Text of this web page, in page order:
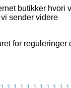
butikker hvori
sender videre
for reguleringer